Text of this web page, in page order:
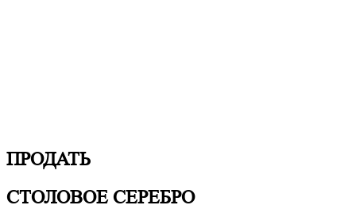
ПРОДАТЬ
СТОЛОВОЕ СЕРЕБРО